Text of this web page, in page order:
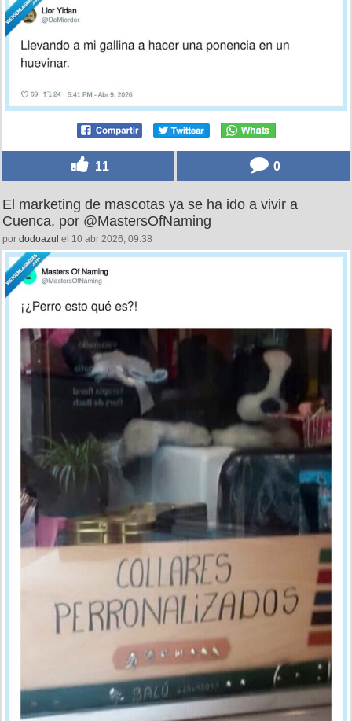
11 0
El marketing de mascotas ya se ha ido a vivir a
Cuenca, por @MastersOfNaming
por dodoazul el 10 abr 2026, 09:38